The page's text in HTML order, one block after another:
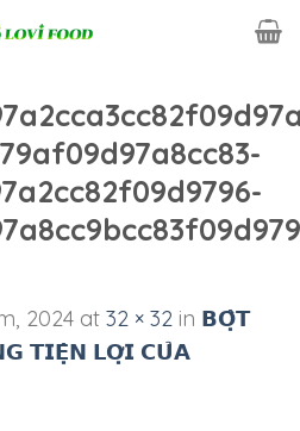
2024 at 32 × 32 in 𝗕𝗢̣̂𝗧
𝗧𝗜𝗘̣̂𝗡 𝗟𝗢̛̣𝗜 𝗖𝗨̉𝗔